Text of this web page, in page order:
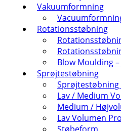
Vakuumformning
Rotationsstøbning
Blow Moulding
Sprøjtestøbning
Sprøjtestøbning
Lav / Medium
Medium /
Lav Volumen